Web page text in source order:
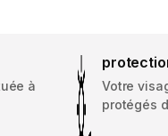
à
Votre
protégés